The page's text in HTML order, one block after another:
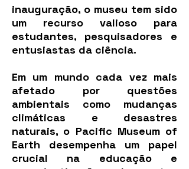
inauguração, o museu tem sido
um recurso valioso para
estudantes, pesquisadores e
entusiastas da ciência.
Em um mundo cada vez mais
afetado por questões
ambientais como mudanças
climáticas e desastres
naturais, o Pacific Museum of
Earth desempenha um papel
crucial na educação e